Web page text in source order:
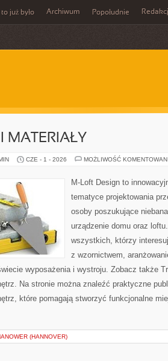
już było Archiwum Popołudnie
MATERIAŁY
CZE - 1 - 2026 MOŻLIWOŚĆ
M-Loft Design to
tematyce projektowania
osoby poszukujące
urządzenie domu oraz
wszystkich, którzy
z wzornictwem,
wyposażenia i wystroju. Zobacz także
Na stronie można znaleźć praktyczne
które pomagają stworzyć funkcjonalne
(HANNOVER)